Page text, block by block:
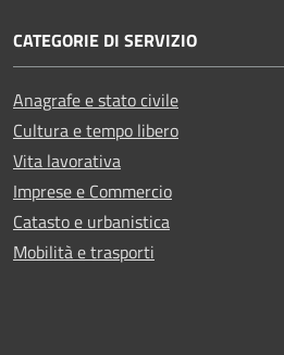
CATEGORIE DI SERVIZIO
Anagrafe e stato civile
Cultura e tempo libero
Vita lavorativa
Imprese e Commercio
Catasto e urbanistica
Mobilità e trasporti